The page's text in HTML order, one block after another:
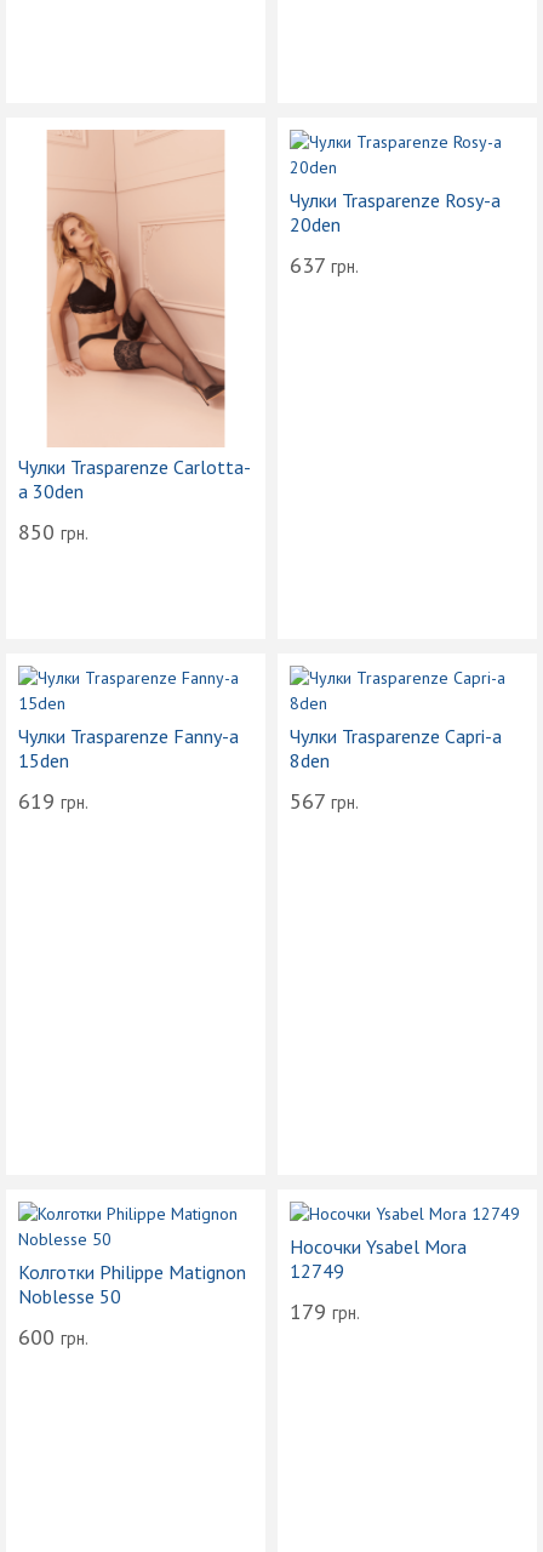
Чулки Trasparenze Carlotta-
a 30den
850 грн.
Чулки Trasparenze Rosy-a
20den
637 грн.
Чулки Trasparenze Fanny-a
15den
619 грн.
Чулки Trasparenze Capri-a
8den
567 грн.
Колготки Philippe Matignon
Noblesse 50
600 грн.
Носочки Ysabel Mora
12749
179 грн.